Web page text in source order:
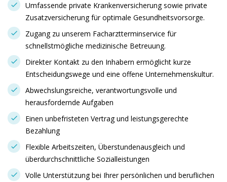
Umfassende private Krankenversicherung sowie private
Zusatzversicherung für optimale Gesundheitsvorsorge.
Zugang zu unserem Facharztterminservice für
schnellstmögliche medizinische Betreuung.
Direkter Kontakt zu den Inhabern ermöglicht kurze
Entscheidungswege und eine offene Unternehmenskultur.
Abwechslungsreiche, verantwortungsvolle und
herausfordernde Aufgaben
Einen unbefristeten Vertrag und leistungsgerechte
Bezahlung
Flexible Arbeitszeiten, Überstundenausgleich und
überdurchschnittliche Sozialleistungen
Volle Unterstützung bei Ihrer persönlichen und beruflichen